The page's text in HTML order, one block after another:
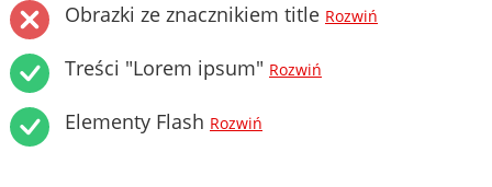
Obrazki ze znacznikiem title Rozwiń
Treści "Lorem ipsum" Rozwiń
Elementy Flash Rozwiń